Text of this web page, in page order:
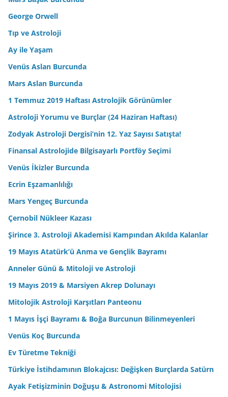
George Orwell
Tıp ve Astroloji
Ay ile Yaşam
Venüs Aslan Burcunda
Mars Aslan Burcunda
1 Temmuz 2019 Haftası Astrolojik Görünümler
Astroloji Yorumu ve Burçlar (24 Haziran Haftası)
Zodyak Astroloji Dergisi’nin 12. Yaz Sayısı Satışta!
Finansal Astrolojide Bilgisayarlı Portföy Seçimi
Venüs İkizler Burcunda
Ecrin Eşzamanlılığı
Mars Yengeç Burcunda
Çernobil Nükleer Kazası
Şirince 3. Astroloji Akademisi Kampından Akılda Kalanlar
19 Mayıs Atatürk’ü Anma ve Gençlik Bayramı
Anneler Günü & Mitoloji ve Astroloji
19 Mayıs 2019 & Marsiyen Akrep Dolunayı
Mitolojik Astroloji Karşıtları Panteonu
1 Mayıs İşçi Bayramı & Boğa Burcunun Bilinmeyenleri
Venüs Koç Burcunda
Ev Türetme Tekniği
Türkiye İstihdamının Blokajcısı: Değişken Burçlarda Satürn
Ayak Fetişizminin Doğuşu & Astronomi Mitolojisi